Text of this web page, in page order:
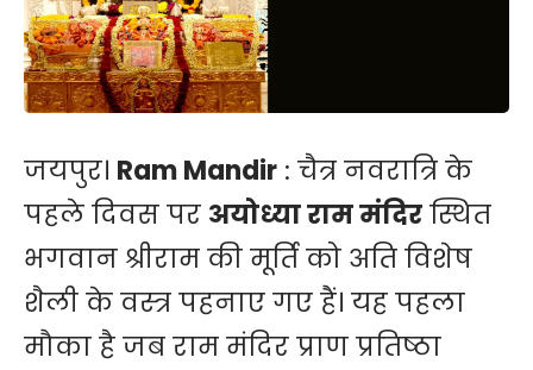
जयपुर। Ram Mandir : चैत्र नवरात्रि के
पहले दिवस पर अयोध्या राम मंदिरस्थित
भगवान श्रीराम की मूर्ति को ​अति विशेष
शैली के वस्त्र पहनाए गए हैं। यह पहला
मौका है जब राम मंदिर प्राण प्रतिष्ठा